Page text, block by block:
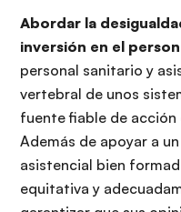
Abordar la
inversión en el
personal sanitario y
vertebral de unos
fuente fiable de acción
Además de apoyar a
asistencial bien
equitativa y